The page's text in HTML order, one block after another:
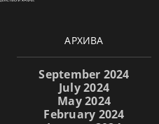
АРХИВА
September 2024
July 2024
May 2024
February 2024